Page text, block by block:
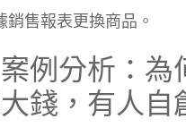
銷售報表更換商品。
例分析：為
錢，有人自